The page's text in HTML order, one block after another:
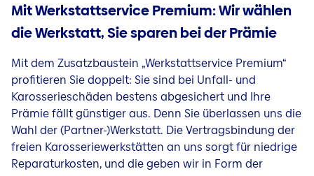
Mit Werkstattservice Premium: Wir wählen
die Werkstatt, Sie sparen bei der Prämie
Mit dem Zusatzbaustein „Werkstattservice Premium“
profitieren Sie doppelt: Sie sind bei Unfall- und
Karosserieschäden bestens abgesichert und Ihre
Prämie fällt günstiger aus. Denn Sie überlassen uns die
Wahl der (Partner-)Werkstatt. Die Vertragsbindung der
freien Karosseriewerkstätten an uns sorgt für niedrige
Reparaturkosten, und die geben wir in Form der